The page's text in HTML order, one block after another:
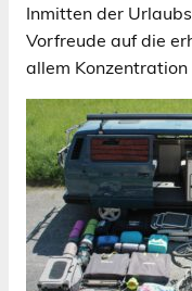
Inmitten der
Vorfreude auf die
allem Konzentration